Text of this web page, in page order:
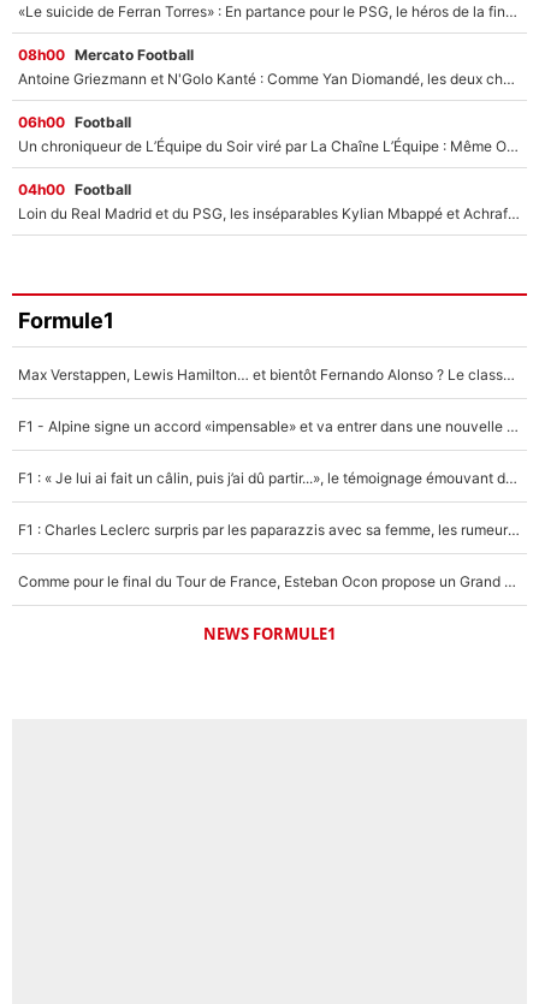
«Le suicide de Ferran Torres» : En partance pour le PSG, le héros de la finale de la Coupe du monde s'attire les foudres de la presse espagnole !
08h00 Mercato Football
Antoine Griezmann et N'Golo Kanté : Comme Yan Diomandé, les deux champions du monde ont refusé de signer au PSG !
06h00 Football
Un chroniqueur de L’Équipe du Soir viré par La Chaîne L’Équipe : Même Olivier Ménard n’avait pas pu empêcher son départ, «je l’ai appris sur Twitter, je l’ai vécu assez mal»
04h00 Football
Loin du Real Madrid et du PSG, les inséparables Kylian Mbappé et Achraf Hakimi changent d'équipe le temps d'une journée !
Formule1
Max Verstappen, Lewis Hamilton… et bientôt Fernando Alonso ? Le classement des pilotes les mieux payés en Formule 1 risque de changer !
F1 - Alpine signe un accord «impensable» et va entrer dans une nouvelle dimension : Grande nouvelle pour Pierre Gasly !
F1 : « Je lui ai fait un câlin, puis j’ai dû partir...», le témoignage émouvant de Max Verstappen sur sa fille
F1 : Charles Leclerc surpris par les paparazzis avec sa femme, les rumeurs étaient vraies !
Comme pour le final du Tour de France, Esteban Ocon propose un Grand Prix de Formule 1 à Paris : «Autour de l’Arc de Triomphe, ce serait génial» !
NEWS FORMULE1